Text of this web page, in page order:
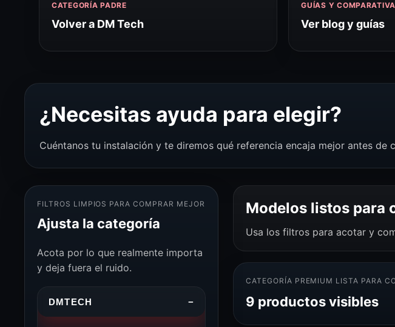
CATEGORÍA PADRE
Volver a DM Tech
GUÍAS Y
Ver blog y guías
¿Necesitas ayuda para elegir?
Cuéntanos tu instalación y te diremos qué referencia encaja mejor antes de
FILTROS LIMPIOS PARA COMPRAR MEJOR
Ajusta la categoría
Acota por lo que realmente importa
y deja fuera el ruido.
DMTECH −
Modelos listos para
Usa los filtros para acotar y
CATEGORÍA PREMIUM LISTA PARA
9 productos visibles